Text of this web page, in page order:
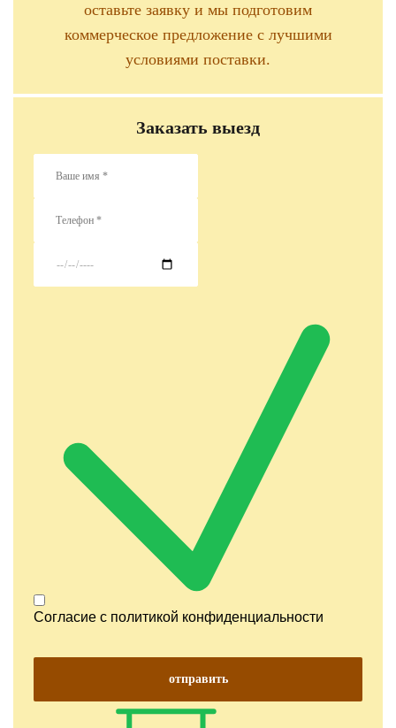
оставьте заявку и мы подготовим
коммерческое предложение с лучшими
условиями поставки.
Заказать выезд
Согласие с политикой конфиденциальности
отправить